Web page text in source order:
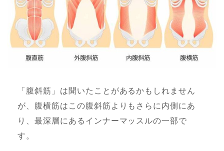
「腹斜筋」は聞いたことがあるかもしれません
が、腹横筋はこの腹斜筋よりもさらに内側にあ
り、最深層にあるインナーマッスルの一部で
す。